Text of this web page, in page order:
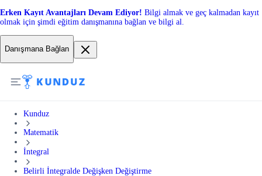
Erken Kayıt Avantajları Devam Ediyor! Bilgi almak ve geç kalmadan kayıt
olmak için şimdi eğitim danışmanına bağlan ve bilgi al.
Danışmana Bağlan
Kunduz
Matematik
İntegral
Belirli İntegralde Değişken Değiştirme